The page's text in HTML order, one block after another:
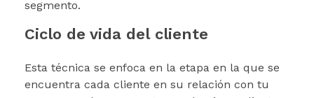
segmento.
Ciclo de vida del cliente
Esta técnica se enfoca en la etapa en la que se
encuentra cada cliente en su relación con tu